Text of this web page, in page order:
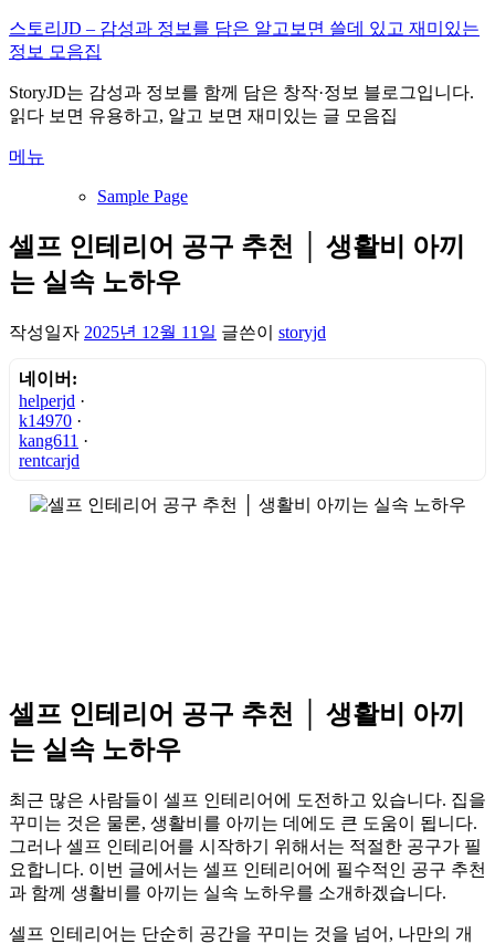
내
용
로
바
가
스토리JD – 감성과 정보를 담은 알고보면 쓸데 있고 재미있는
정보 모음집
StoryJD는 감성과 정보를 함께 담은 창작·정보 블로그입니다.
읽다 보면 유용하고, 알고 보면 재미있는 글 모음집
메뉴
Sample Page
셀프 인테리어 공구 추천 │ 생활비 아끼
는 실속 노하우
작성일자 2025년 12월 11일 글쓴이 storyjd
네이버:
helperjd ·
k14970 ·
kang611 ·
rentcarjd
셀프 인테리어 공구 추천 │ 생활비 아끼
는 실속 노하우
최근 많은 사람들이 셀프 인테리어에 도전하고 있습니다. 집을
꾸미는 것은 물론, 생활비를 아끼는 데에도 큰 도움이 됩니다.
그러나 셀프 인테리어를 시작하기 위해서는 적절한 공구가 필
요합니다. 이번 글에서는 셀프 인테리어에 필수적인 공구 추천
과 함께 생활비를 아끼는 실속 노하우를 소개하겠습니다.
셀프 인테리어는 단순히 공간을 꾸미는 것을 넘어, 나만의 개